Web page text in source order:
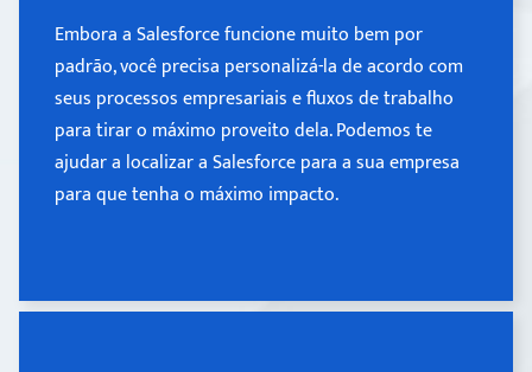
Embora a Salesforce funcione muito bem por
padrão, você precisa personalizá-la de acordo com
seus processos empresariais e fluxos de trabalho
para tirar o máximo proveito dela. Podemos te
ajudar a localizar a Salesforce para a sua empresa
para que tenha o máximo impacto.
Embora a Salesforce funcione muito bem por
padrão, você precisa personalizá-la de acordo com
seus processos empresariais e fluxos de trabalho
para tirar o máximo proveito dela. Podemos te
ajudar a localizar a Salesforce para a sua empresa
para que tenha o máximo impacto.
Learn more >